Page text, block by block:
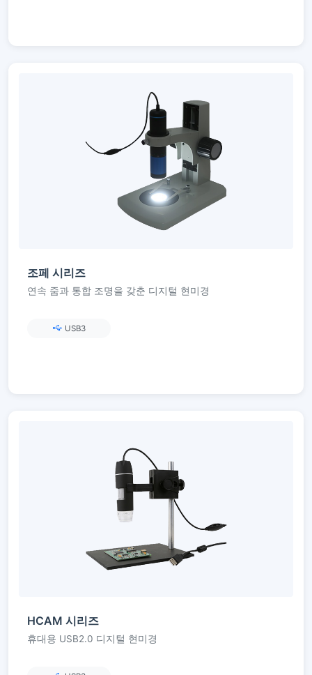
조페 시리즈
연속 줌과 통합 조명을 갖춘 디지털 현미경
USB3
HCAM 시리즈
휴대용 USB2.0 디지털 현미경